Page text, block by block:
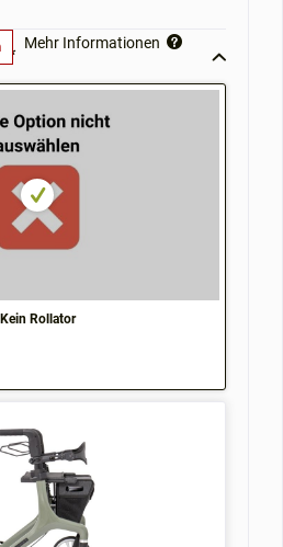
Kein Rollator
Mehr Informationen